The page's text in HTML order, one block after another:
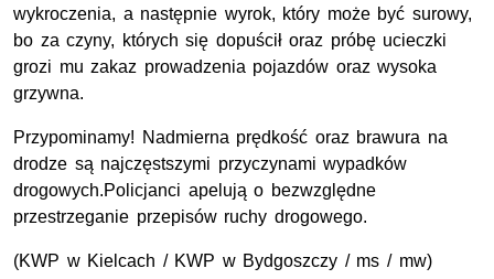
wykroczenia, a następnie wyrok, który może być surowy,
bo za czyny, których się dopuścił oraz próbę ucieczki
grozi mu zakaz prowadzenia pojazdów oraz wysoka
grzywna.
Przypominamy! Nadmierna prędkość oraz brawura na
drodze są najczęstszymi przyczynami wypadków
drogowych.Policjanci apelują o bezwzględne
przestrzeganie przepisów ruchy drogowego.
(KWP w Kielcach / KWP w Bydgoszczy / ms / mw)